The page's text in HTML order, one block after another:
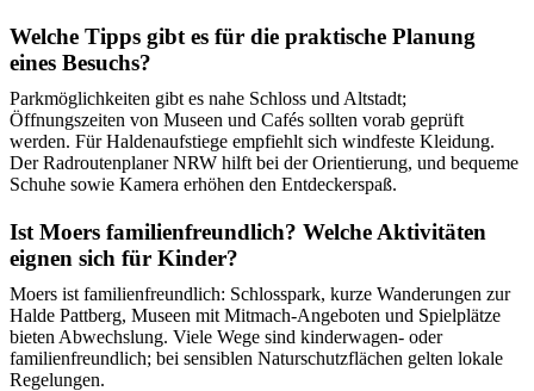
Welche Tipps gibt es für die praktische Planung
eines Besuchs?
Parkmöglichkeiten gibt es nahe Schloss und Altstadt;
Öffnungszeiten von Museen und Cafés sollten vorab geprüft
werden. Für Haldenaufstiege empfiehlt sich windfeste Kleidung.
Der Radroutenplaner NRW hilft bei der Orientierung, und bequeme
Schuhe sowie Kamera erhöhen den Entdeckerspaß.
Ist Moers familienfreundlich? Welche Aktivitäten
eignen sich für Kinder?
Moers ist familienfreundlich: Schlosspark, kurze Wanderungen zur
Halde Pattberg, Museen mit Mitmach-Angeboten und Spielplätze
bieten Abwechslung. Viele Wege sind kinderwagen- oder
familienfreundlich; bei sensiblen Naturschutzflächen gelten lokale
Regelungen.